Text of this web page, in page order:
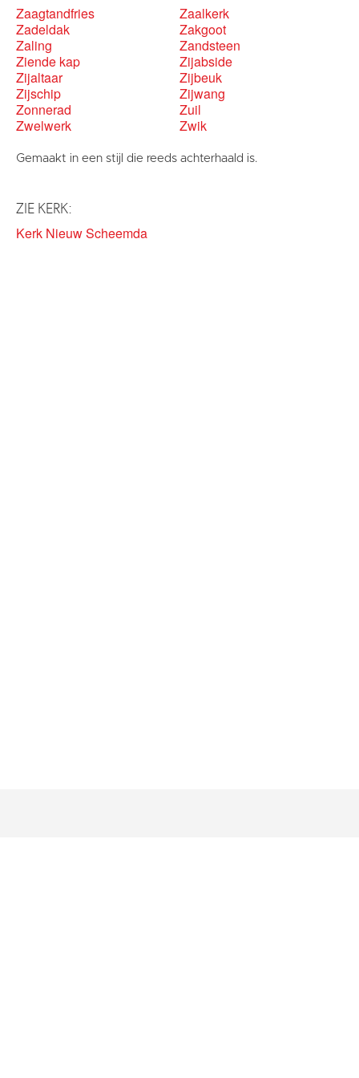
Zaagtandfries
Zaalkerk
Zadeldak
Zakgoot
Zaling
Zandsteen
Ziende kap
Zijabside
Zijaltaar
Zijbeuk
Zijschip
Zijwang
Zonnerad
Zuil
Zwelwerk
Zwik
Gemaakt in een stijl die reeds achterhaald is.
ZIE KERK:
Kerk Nieuw Scheemda